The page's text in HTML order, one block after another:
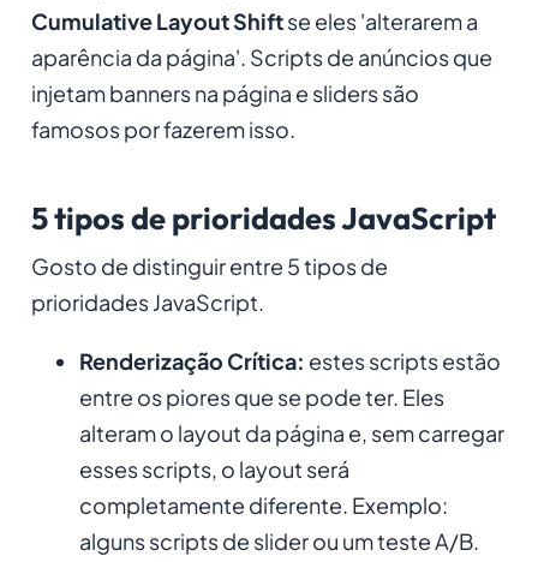
Cumulative Layout Shiftse eles 'alterarem a
aparência da página'. Scripts de anúncios que
injetam banners na página e sliders são
famosos por fazerem isso.
5 tipos de prioridades JavaScript
Gosto de distinguir entre 5 tipos de
prioridades JavaScript.
Renderização Crítica: estes scripts estão
entre os piores que se pode ter. Eles
alteram o layout da página e, sem carregar
esses scripts, o layout será
completamente diferente. Exemplo:
alguns scripts de slider ou um teste A/B.